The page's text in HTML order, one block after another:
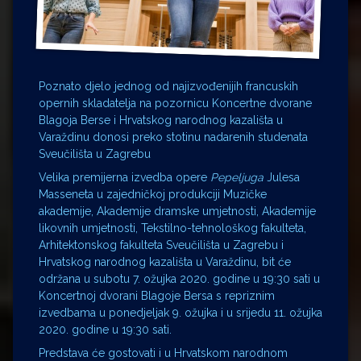
Miroslav Šantek
Poznato djelo jednog od najizvođenijih francuskih
opernih skladatelja na pozornicu Koncertne dvorane
Blagoja Berse i Hrvatskog narodnog kazališta u
Varaždinu donosi preko stotinu nadarenih studenata
Sveučilišta u Zagrebu
Velika premijerna izvedba opere Pepeljuga Julesa
Masseneta u zajedničkoj produkciji Muzičke
akademije, Akademije dramske umjetnosti, Akademije
likovnih umjetnosti, Tekstilno-tehnološkog fakulteta,
Arhitektonskog fakulteta Sveučilišta u Zagrebu i
Hrvatskog narodnog kazališta u Varaždinu, bit će
održana u subotu 7. ožujka 2020. godine u 19:30 sati u
Koncertnoj dvorani Blagoje Bersa s repriznim
izvedbama u ponedjeljak 9. ožujka i u srijedu 11. ožujka
2020. godine u 19:30 sati.
Predstava će gostovati i u Hrvatskom narodnom